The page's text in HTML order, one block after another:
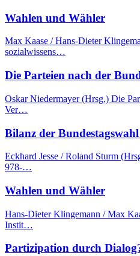
Wahlen und Wähler
Max Kaase / Hans-Dieter
sozialwissens…
Die Parteien nach der
Oskar Niedermayer (Hrsg.) Die
Ver…
Bilanz der
Eckhard Jesse / Roland Sturm
978-…
Wahlen und Wähler
Hans-Dieter Klingemann / Max
Instit…
Partizipation durch